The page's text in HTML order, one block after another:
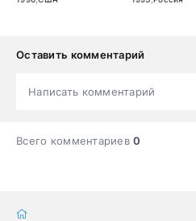
Оставить комментарий
Написать комментарий
Всего комментариев0